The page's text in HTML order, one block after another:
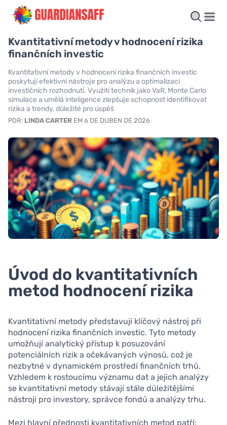
Kvantitativní metody v hodnocení rizika
finančních investic
Kvantitativní metody v hodnocení rizika finančních investic
poskytují efektivní nástroje pro analýzu a optimalizaci
investičních rozhodnutí. Využití technik jako VaR, Monte Carlo
simulace a umělá inteligence zlepšuje schopnost identifikovat
rizika a trendy, důležité pro úspěš
POR: LINDA CARTER EM 6 DE DUBEN DE 2026
Úvod do kvantitativních
metod hodnocení rizika
Kvantitativní metody představují klíčový nástroj při
hodnocení rizika finančních investic. Tyto metody
umožňují analytický přístup k posuzování
potenciálních rizik a očekávaných výnosů, což je
nezbytné v dynamickém prostředí finančních trhů.
Vzhledem k rostoucímu významu dat a jejich analýzy
se kvantitativní metody stávají stále důležitějšími
nástroji pro investory, správce fondů a analýzy trhu.
Mezi hlavní přednosti kvantitativních metod patří: